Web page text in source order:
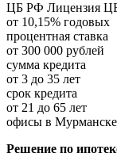
ЦБ РФ Лицензия
от 10,15% годовых
процентная ставка
от 300 000 рублей
сумма кредита
от 3 до 35 лет
срок кредита
от 21 до 65 лет
офисы в Мурманске
Решение по